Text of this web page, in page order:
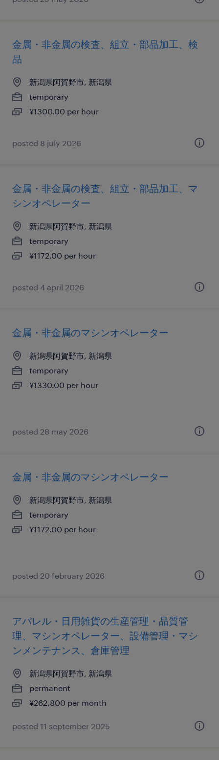
金属・非金属の検査、組立・部品加工、検
品
新潟県阿賀野市, 新潟県
temporary
¥1300.00 per hour
posted 8 july 2026
金属・非金属の検査、組立・部品加工、マ
シンオペレーター
新潟県阿賀野市, 新潟県
temporary
¥1172.00 per hour
posted 4 april 2026
金属・非金属のマシンオペレーター
新潟県阿賀野市, 新潟県
temporary
¥1330.00 per hour
posted 28 may 2026
金属・非金属のマシンオペレーター
新潟県阿賀野市, 新潟県
temporary
¥1172.00 per hour
posted 20 february 2026
アパレル・日用雑貨の生産管理・品質管
理、マシンオペレーター、設備管理・マシ
ンメンテナンス、倉庫管理
新潟県阿賀野市, 新潟県
permanent
¥262,800 per month
posted 11 september 2025